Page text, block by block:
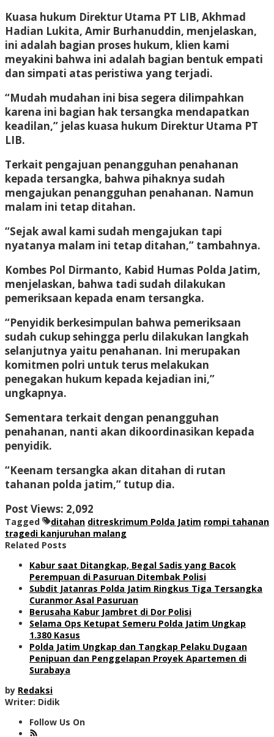
Kuasa hukum Direktur Utama PT LIB, Akhmad
Hadian Lukita, Amir Burhanuddin, menjelaskan,
ini adalah bagian proses hukum, klien kami
meyakini bahwa ini adalah bagian bentuk empati
dan simpati atas peristiwa yang terjadi.
“Mudah mudahan ini bisa segera dilimpahkan
karena ini bagian hak tersangka mendapatkan
keadilan,” jelas kuasa hukum Direktur Utama PT
LIB.
Terkait pengajuan penangguhan penahanan
kepada tersangka, bahwa pihaknya sudah
mengajukan penangguhan penahanan. Namun
malam ini tetap ditahan.
“Sejak awal kami sudah mengajukan tapi
nyatanya malam ini tetap ditahan,” tambahnya.
Kombes Pol Dirmanto, Kabid Humas Polda Jatim,
menjelaskan, bahwa tadi sudah dilakukan
pemeriksaan kepada enam tersangka.
“Penyidik berkesimpulan bahwa pemeriksaan
sudah cukup sehingga perlu dilakukan langkah
selanjutnya yaitu penahanan. Ini merupakan
komitmen polri untuk terus melakukan
penegakan hukum kepada kejadian ini,”
ungkapnya.
Sementara terkait dengan penangguhan
penahanan, nanti akan dikoordinasikan kepada
penyidik.
“Keenam tersangka akan ditahan di rutan
tahanan polda jatim,” tutup dia.
Post Views: 2,092
Tagged ditahan ditreskrimum Polda Jatim rompi tahanan
tragedi kanjuruhan malang
Related Posts
Kabur saat Ditangkap, Begal Sadis yang Bacok
Perempuan di Pasuruan Ditembak Polisi
Subdit Jatanras Polda Jatim Ringkus Tiga Tersangka
Curanmor Asal Pasuruan
Berusaha Kabur Jambret di Dor Polisi
Selama Ops Ketupat Semeru Polda Jatim Ungkap
1.380 Kasus
Polda Jatim Ungkap dan Tangkap Pelaku Dugaan
Penipuan dan Penggelapan Proyek Apartemen di
Surabaya
by Redaksi
Writer: Didik
Follow Us On